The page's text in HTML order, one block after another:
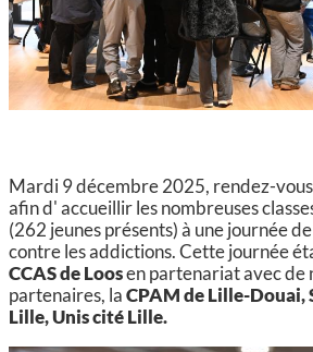
Mardi 9 décembre 2025, rendez-
afin d' accueillir les nombreuses
(262 jeunes présents) à une journée
contre les addictions. Cette journée
CCAS de Loosen partenariat avec de
partenaires, laCPAM de Lille-Douai,
Lille, Unis cité Lille.